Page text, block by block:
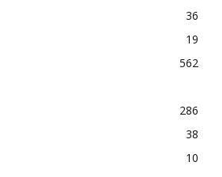
36
19
562
286
38
10